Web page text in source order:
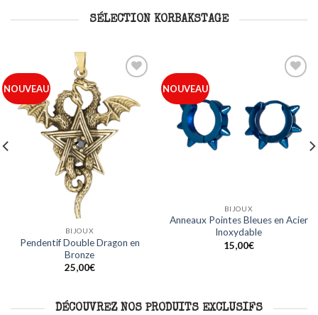
SÉLECTION KORBAKSTAGE
NOUVEAU
à ma
liste
BIJOUX
Anneaux Acier Ligne Bleue en
Acier Inoxydable
15,00€
NOUVEAU
liste
BIJOUX
Anneaux Noirs Design Crâne en
Acier Inoxydable
15,00€
DÉCOUVREZ NOS PRODUITS EXCLUSIFS